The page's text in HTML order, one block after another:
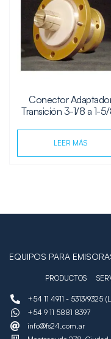
Conector
Transición 3-1/8 a 1-
LEER MÁS
EQUIPOS PARA
PRODUCTOS
+54 11 4911 - 5313/9325
+54 9 11 5881 8397
info@fs24.com.ar